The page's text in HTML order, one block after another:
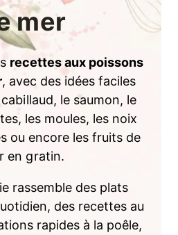
mer
recettes aux poissons
, avec des idées faciles
le saumon, le
les moules, les noix
ou encore les fruits de
en gratin.
rassemble des plats
des recettes au
rapides à la poêle,